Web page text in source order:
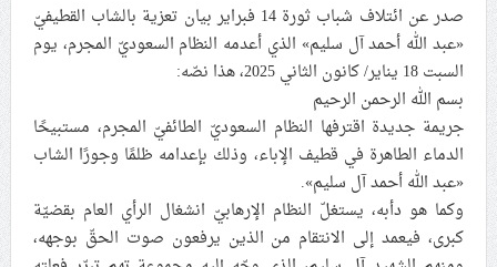
السيّد علي الحسيني الخامنئي تنشر تفاصيل التشييع في
إيران والعراق
صدر عن ائتلاف شباب ثورة 14 فبراير بيان تعزية بالشاب القطيفيّ
«عبد الله أحمد آل سليم» الذي أعدمه النظام السعوديّ المجرم، يوم
السبت 18 يناير/ كانون الثاني 2025، هذا نصّه:
بسم الله الرحمن الرحيم
جريمة جديدة اقترفها النظام السعوديّ الطائفيّ المجرم، مستبيحًا
الدماء الطاهرة في قطيف الإباء، وذلك بإعدامه ظلمًا وجورًا الشاب
«عبد الله أحمد آل سليم».
وكما هو دأبه، يستغلّ النظام الإرهابيّ انشغال الرأي العام بقضيّة
كبرى، فيعمد إلى الانتقام من الذين يرفعون صوت الحقّ بوجهه،